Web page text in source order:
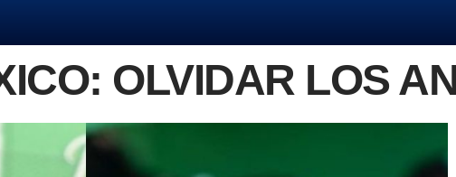
OLVIDAR LOS